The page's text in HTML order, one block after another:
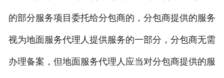
的部分服务项目委托给分包商的，分包商提供的服务
视为地面服务代理人提供服务的一部分，分包商无需
办理备案，但地面服务代理人应当对分包商提供的服